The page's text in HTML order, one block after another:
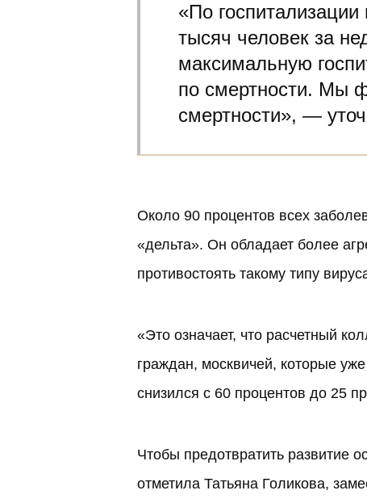
«По
тысяч человек за
максимальную
по смертности. Мы
смертности», —
Около 90 процентов всех
«дельта». Он обладает более
противостоять такому типу
«Это означает, что расчетный
граждан, москвичей, которые
снизился с 60 процентов до 25
Чтобы предотвратить развитие
отметила Татьяна Голикова,